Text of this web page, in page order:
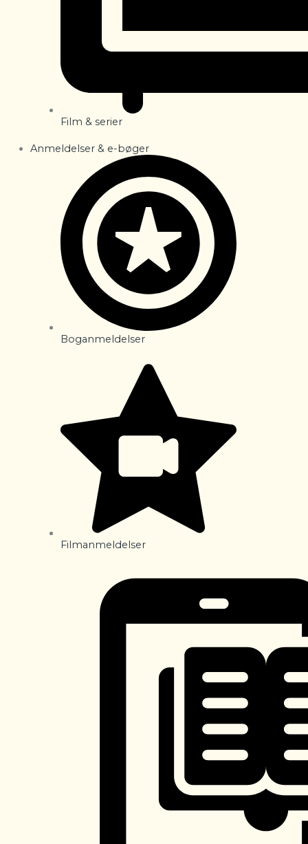
Film & serier
Anmeldelser & e-bøger
Boganmeldelser
Filmanmeldelser